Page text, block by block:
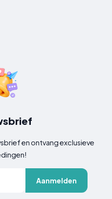
en ontvang exclusieve
Aanmelden